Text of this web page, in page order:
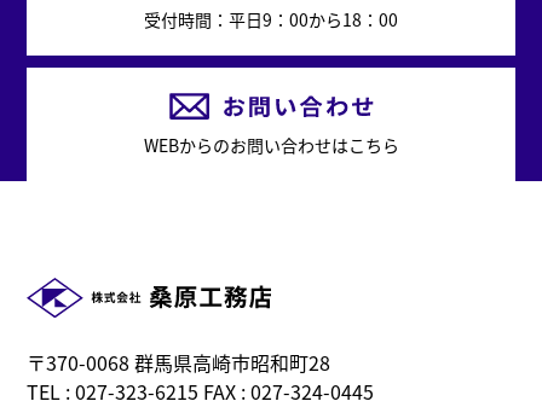
受付時間：平日9：00から18：00
WEBからのお問い合わせはこちら
〒370-0068 群馬県高崎市昭和町28
TEL : 027-323-6215 FAX : 027-324-0445